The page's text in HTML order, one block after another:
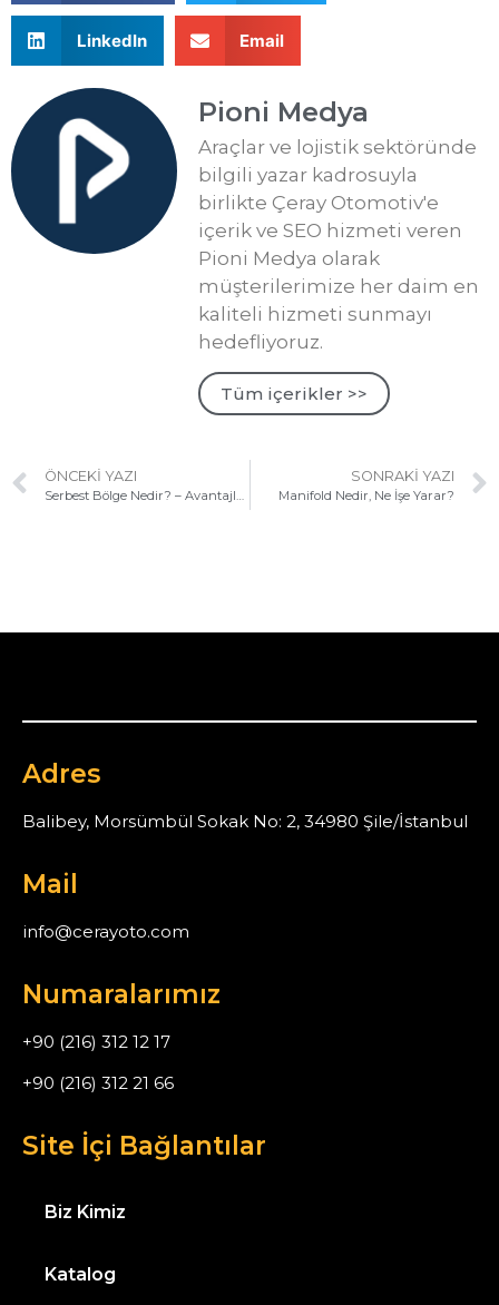
LinkedIn Email
Pioni Medya
Araçlar ve lojistik sektöründe
bilgili yazar kadrosuyla
birlikte Çeray Otomotiv'e
içerik ve SEO hizmeti veren
Pioni Medya olarak
müşterilerimize her daim en
kaliteli hizmeti sunmayı
hedefliyoruz.
Tüm içerikler >>
ÖNCEKI YAZI SONRAKI YAZI
Manifold Nedir, Ne İşe Yarar?
Adres
Balibey, Morsümbül Sokak No: 2, 34980 Şile/İstanbul
Mail
info@cerayoto.com
Numaralarımız
+90 (216) 312 12 17
+90 (216) 312 21 66
Site İçi Bağlantılar
Biz Kimiz
Katalog